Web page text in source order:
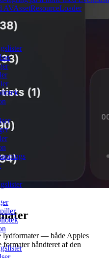
AVAssetResourceLoader
lydformater — både Apples
formater håndteret af den